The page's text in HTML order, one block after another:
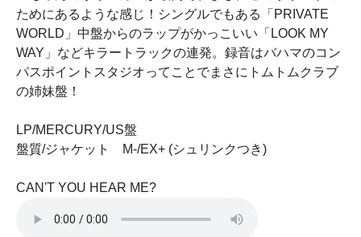
ためにあるような感じ！シングルでもある「PRIVATE
WORLD」中盤からのラップがかっこいい「LOOK MY
WAY」などキラートラックの連発。録音はバハマのコン
パスポイントスタジオってことでまさにトムトムクラブ
の姉妹盤！
LP/MERCURY/US盤
盤質/ジャケット M-/EX+ (シュリンクつき)
CAN'T YOU HEAR ME?